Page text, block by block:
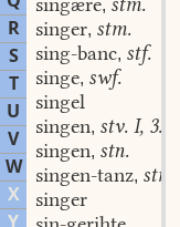
R
S
T
U
V
W
X
,
singer, stm.
sing-banc, stf.
singe, swf.
singel
singen, stv. I, 3.
singen, stn.
singen-tanz, stm.
singer